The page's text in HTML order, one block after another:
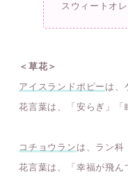
スウィートオ
＜草花＞
アイスランドポピー は、
花言葉は、「安らぎ」「
コチョウラン は、ラン科
花言葉は、「幸福が飛ん